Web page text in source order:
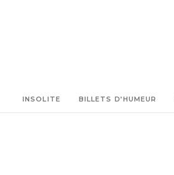
INSOLITE BILLETS D’HUMEUR